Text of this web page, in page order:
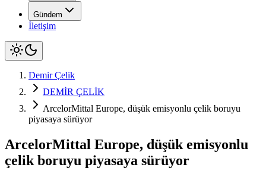
Gündem
İletişim
Demir Çelik
DEMİR ÇELİK
ArcelorMittal Europe, düşük emisyonlu çelik boruyu
piyasaya sürüyor
ArcelorMittal Europe, düşük emisyonlu
çelik boruyu piyasaya sürüyor